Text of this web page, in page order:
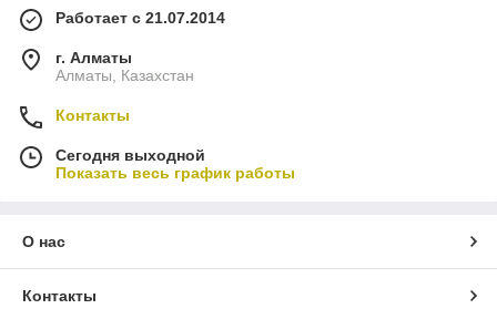
Работает с 21.07.2014
г. Алматы
Алматы, Казахстан
Контакты
Сегодня выходной
Показать весь график работы
О нас
Контакты